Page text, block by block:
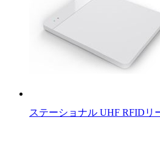
ステーショナル UHF RFIDリ